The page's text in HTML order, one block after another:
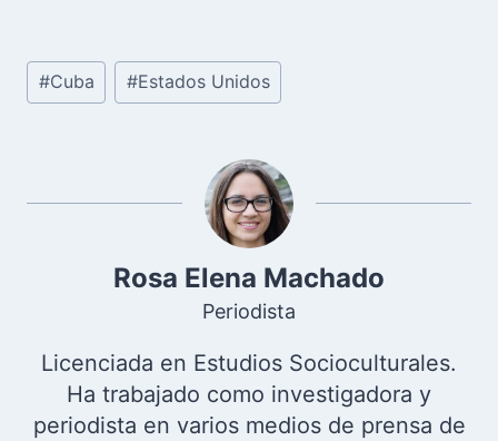
Etiquetas
de
#Cuba #Estados Unidos
Rosa Elena Machado
Periodista
Licenciada en Estudios Socioculturales.
Ha trabajado como investigadora y
periodista en varios medios de prensa de